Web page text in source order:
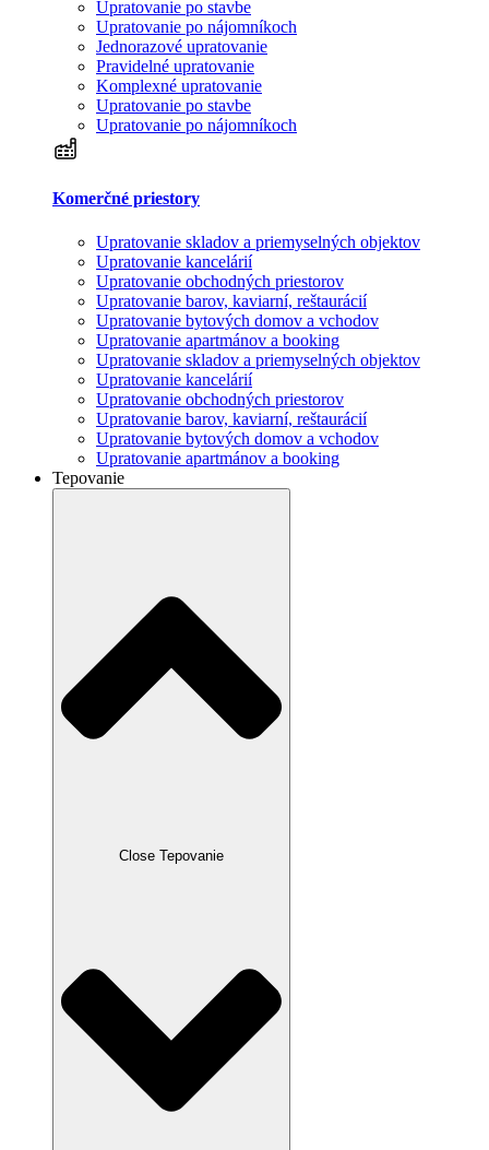
Upratovanie po stavbe
Upratovanie po nájomníkoch
Jednorazové upratovanie
Pravidelné upratovanie
Komplexné upratovanie
Upratovanie po stavbe
Upratovanie po nájomníkoch
Komerčné priestory
Upratovanie skladov a priemyselných objektov
Upratovanie kancelárií
Upratovanie obchodných priestorov
Upratovanie barov, kaviarní, reštaurácií
Upratovanie bytových domov a vchodov
Upratovanie apartmánov a booking
Upratovanie skladov a priemyselných objektov
Upratovanie kancelárií
Upratovanie obchodných priestorov
Upratovanie barov, kaviarní, reštaurácií
Upratovanie bytových domov a vchodov
Upratovanie apartmánov a booking
Tepovanie
Close Tepovanie